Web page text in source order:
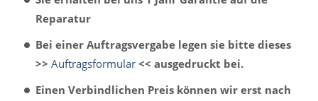
Reparatur
Bei einer Auftragsvergabe legen sie bitte dieses
>> Auftragsformular << ausgedruckt bei.
Einen Verbindlichen Preis können wir erst nach